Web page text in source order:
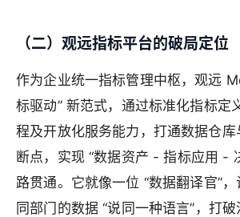
（二）观远指标平台的破局定位
作为企业统一指标管理中枢，观远
标驱动” 新范式，通过标准化指标定
程及开放化服务能力，打通数据仓
断点，实现 “数据资产 - 指标应用 -
路贯通。它就像一位 “数据翻译官”
同部门的数据 “说同一种语言”，打